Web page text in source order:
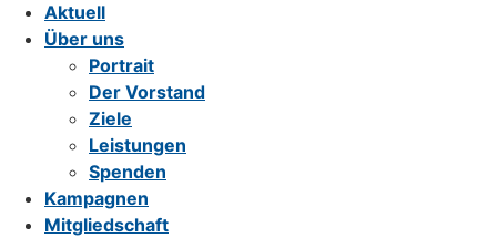
Aktuell
Über uns
Portrait
Der Vorstand
Ziele
Leistungen
Spenden
Kampagnen
Mitgliedschaft